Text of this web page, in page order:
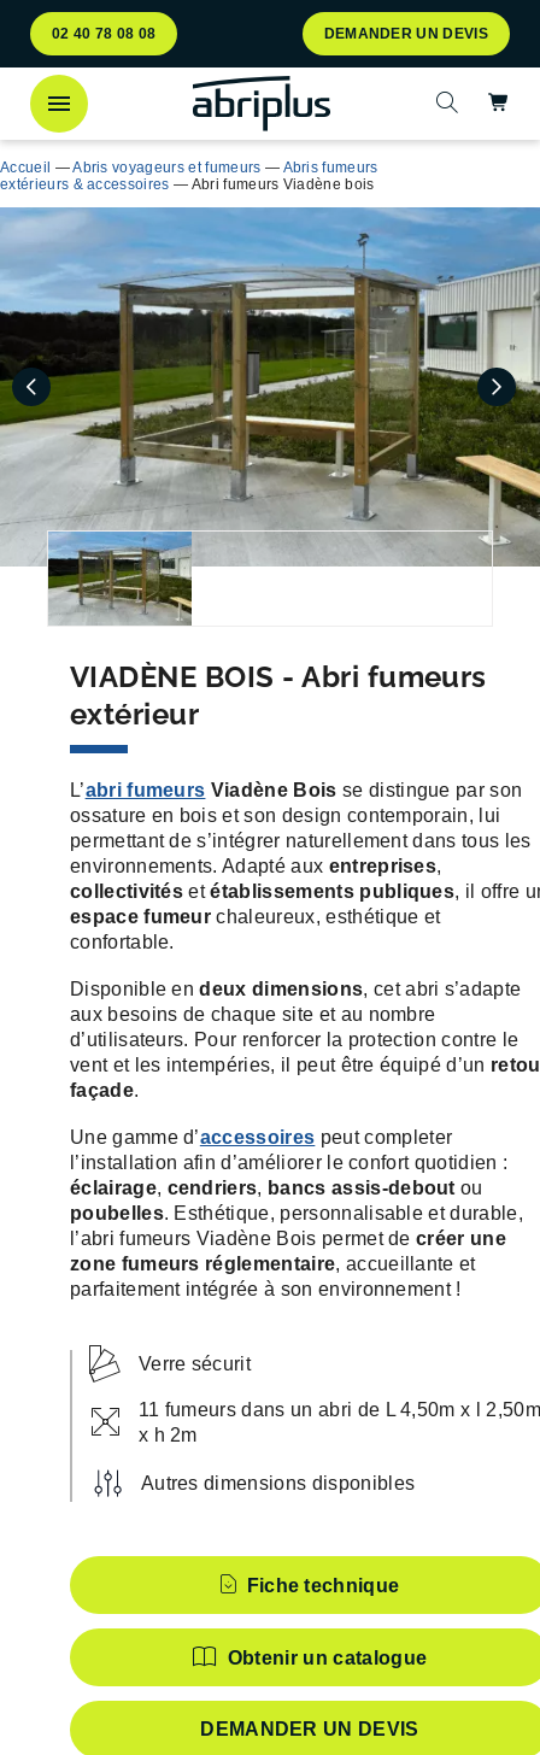
Aller
au
menu
Aller au
contenu
02 40 78 08 08 DEMANDER UN DEVIS
Ouvrir la
Accueil —Abris voyageurs et fumeurs — Abris fumeurs
extérieurs & accessoires — Abri fumeurs Viadène bois
VIADÈNE BOIS - Abri fumeurs
extérieur
L’abri fumeurs Viadène Bois se distingue par son
ossature en bois et son design contemporain, lui
permettant de s’intégrer naturellement dans tous les
environnements. Adapté aux entreprises,
collectivités etétablissements publiques, il offre
espace fumeur chaleureux, esthétique et
confortable.
Disponible endeux dimensions, cet abri s’adapte
aux besoins de chaque site et au nombre
d’utilisateurs. Pour renforcer la protection contre le
vent et les intempéries, il peut être équipé d’un
façade.
Une gamme d’accessoires peut completer
l’installation afin d’améliorer le confort quotidien :
éclairage, cendriers, bancs assis-debout ou
poubelles. Esthétique, personnalisable et durable,
l’abri fumeurs Viadène Bois permet decréer une
zone fumeurs réglementaire, accueillante et
parfaitement intégrée à son environnement !
Verre sécurit
11 fumeurs dans un abri de L 4,50m x l 2,50m
x h 2m
Autres dimensions disponibles
Caractéristiques
Fiche technique
Obtenir un catalogue
DEMANDER UN DEVIS